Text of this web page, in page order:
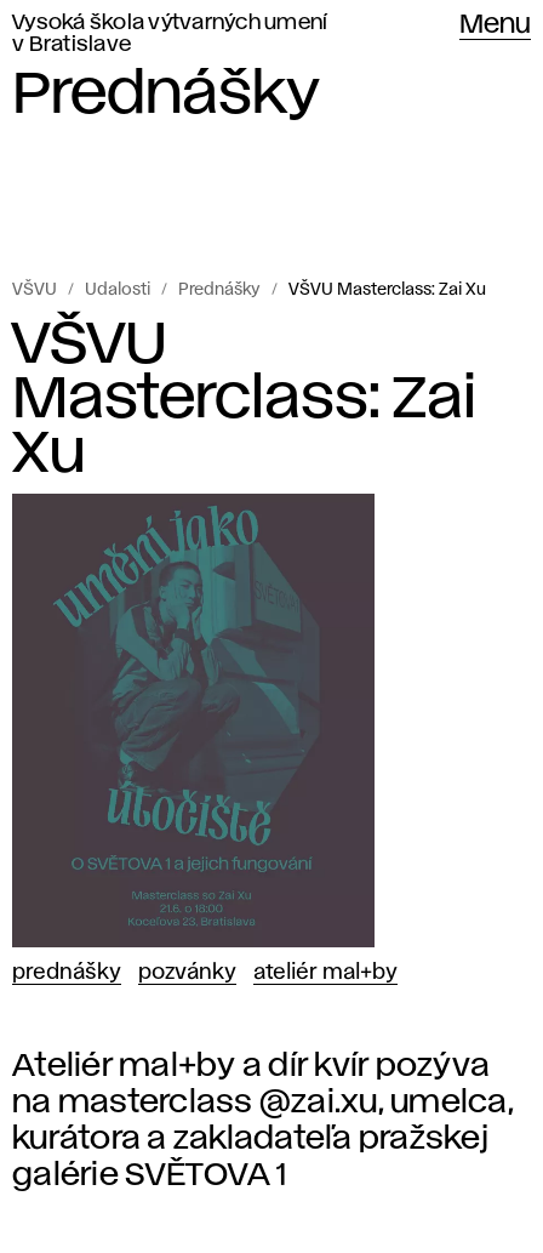
Vysoká škola výtvarných umení
v Bratislave
Menu
Prednášky
VŠVU Udalosti Prednášky VŠVU Masterclass: Zai Xu
VŠVU
Masterclass: Zai
Xu
prednášky pozvánky ateliér mal+by
Ateliér mal+by a dír kvír pozýva
na masterclass @zai.xu, umelca,
kurátora a zakladateľa pražskej
galérie SVĚTOVA 1